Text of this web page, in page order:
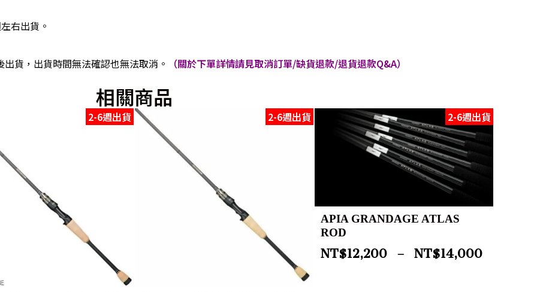
右出貨。
貨，出貨時間無法確認也無法取消。 （關於下單詳情請見取消訂單/缺貨退款/退貨退款Q&A）
相關商品
2-6週出貨 2-6週出貨 2-6週出貨
APIA GRANDAGE ATLAS
ROD
NT$12,200 – NT$14,000